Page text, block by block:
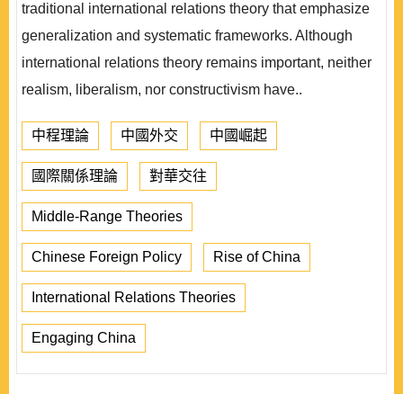
traditional international relations theory that emphasize
generalization and systematic frameworks. Although
international relations theory remains important, neither
realism, liberalism, nor constructivism have..
中程理論 中國外交 中國崛起
國際關係理論 對華交往
Middle-Range Theories
Chinese Foreign Policy Rise of China
International Relations Theories
Engaging China